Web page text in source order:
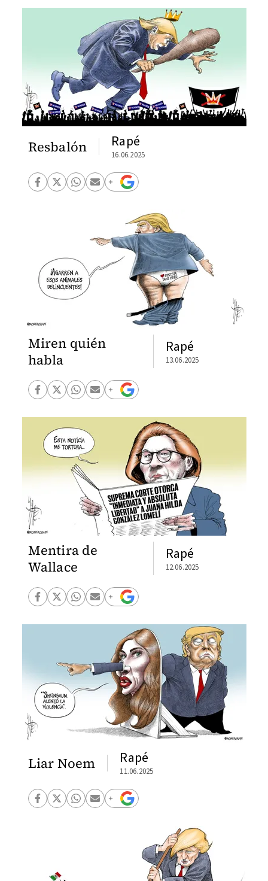
Resbalón Rapé
16.06.2025
Miren quién
habla
Rapé
13.06.2025
Mentira de
Wallace
Rapé
12.06.2025
Liar Noem Rapé
11.06.2025